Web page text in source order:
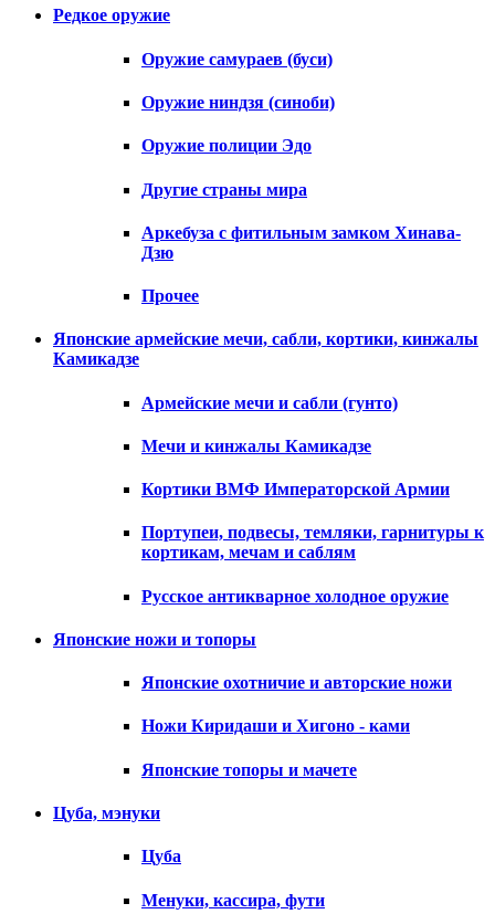
Редкое оружие
Оружие самураев (буси)
Оружие ниндзя (синоби)
Оружие полиции Эдо
Другие страны мира
Аркебуза с фитильным замком Хинава-
Дзю
Прочее
Японские армейские мечи, сабли, кортики, кинжалы
Камикадзе
Армейские мечи и сабли (гунто)
Мечи и кинжалы Камикадзе
Кортики ВМФ Императорской Армии
Портупеи, подвесы, темляки, гарнитуры к
кортикам, мечам и саблям
Русское антикварное холодное оружие
Японские ножи и топоры
Японские охотничие и авторские ножи
Ножи Киридаши и Хигоно - ками
Японские топоры и мачете
Цуба, мэнуки
Цуба
Менуки, кассира, фути